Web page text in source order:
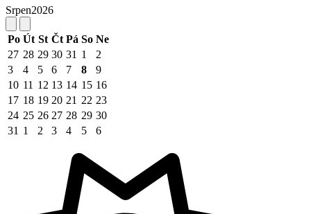
Srpen2026
Po Út St Čt Pá So Ne
27 28 29 30 31 1
2
3
4 5 6 7 8
9
10 11 12 13 14 15 16
17 18 19 20 21 22 23
24 25 26 27 28 29 30
31 1 2 3 4 5 6